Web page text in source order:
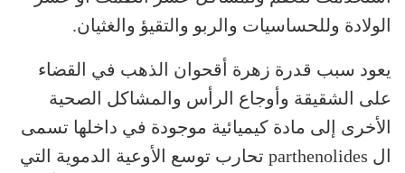
الولادة وللحساسيات والربو والتقيؤ والغثيان.
يعود سبب قدرة زهرة أقحوان الذهب في القضاء
على الشقيقة وأوجاع الرأس والمشاكل الصحية
الأخرى إلى مادة كيميائية موجودة في داخلها تسمى
ال parthenolides تحارب توسع الأوعية الدموية التي